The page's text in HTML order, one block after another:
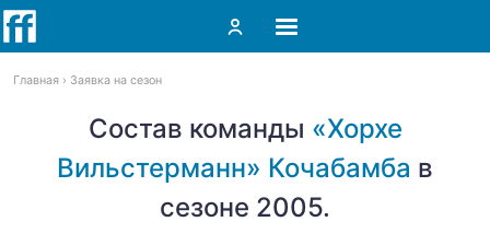
Главная Заявка на сезон
Состав команды «Хорхе
Вильстерманн» Кочабамба в
сезоне 2005.